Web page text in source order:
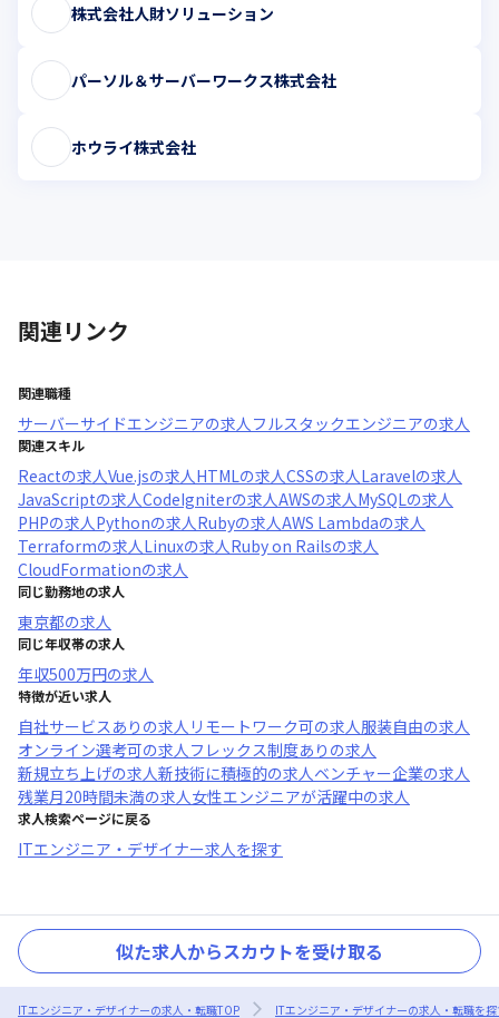
株式会社人財ソリューション
パーソル＆サーバーワークス株式会社
ホウライ株式会社
関連リンク
関連職種
サーバーサイドエンジニアの求人フルスタックエンジニアの求人
関連スキル
Reactの求人Vue.jsの求人HTMLの求人CSSの求人Laravelの求人
JavaScriptの求人CodeIgniterの求人AWSの求人MySQLの求人
PHPの求人Pythonの求人Rubyの求人AWS Lambdaの求人
Terraformの求人Linuxの求人Ruby on Railsの求人
CloudFormationの求人
同じ勤務地の求人
東京都の求人
同じ年収帯の求人
年収500万円の求人
特徴が近い求人
自社サービスあり の求人 リモートワーク可の求人服装自由の求人
オンライン選考可の求人フレックス制度あり の求人
新規立ち上げの求人新技術に積極的の求人ベンチャー企業の求人
残業月20時間未満の求人女性エンジニアが活躍中の求人
求人検索ページに戻る
ITエンジニア・デザイナー求人を探す
似た求人からスカウトを受け取る
ITエンジニア・デザイナーの求人・転職TOP ITエンジニア・デザイナーの求人・転職を